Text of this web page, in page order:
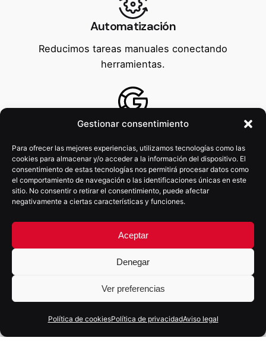
Gestionar consentimiento
Para ofrecer las mejores experiencias, utilizamos tecnologías como las
cookies para almacenar y/o acceder a la información del dispositivo. El
consentimiento de estas tecnologías nos permitirá procesar datos como
el comportamiento de navegación o las identificaciones únicas en este
sitio. No consentir o retirar el consentimiento, puede afectar
negativamente a ciertas características y funciones.
Aceptar
Denegar
Ver preferencias
Política de cookiesPolítica de privacidadAviso legal
Automatización
Reducimos tareas manuales conectando
herramientas.
Implementación
Configuramos Google Workspace adaptado a tu
negocio.
Formación
Capacitamos a tu equipo para que el cambio sea
real.